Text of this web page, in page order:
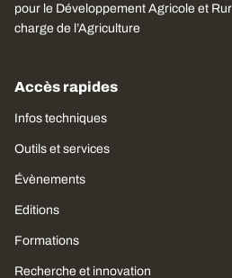
pour le Développement Agricole et
charge de l’Agriculture
Accès rapides
Infos techniques
Outils et services
Évènements
Editions
Formations
Recherche et innovation